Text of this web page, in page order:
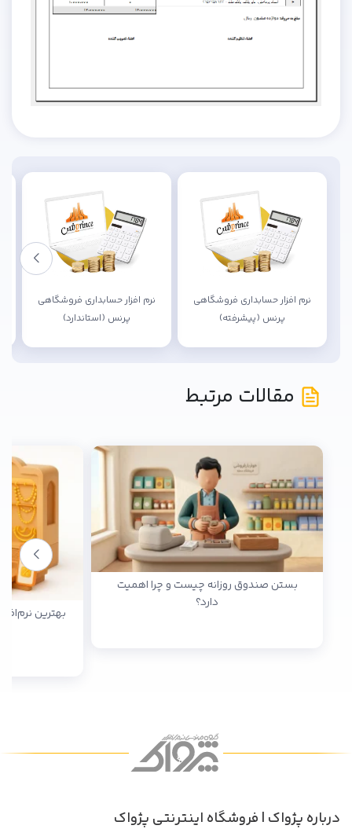
نرم افزار حسابداری فروشگاهی
پرنس (پیشرفته)
نرم افزار حسابداری فروشگاهی
پرنس (استاندارد)
مقالات مرتبط
بستن صندوق روزانه چیست و چرا اهمیت
دارد؟
بهترین
درباره پژواک | فروشگاه اینترنتی پژواک